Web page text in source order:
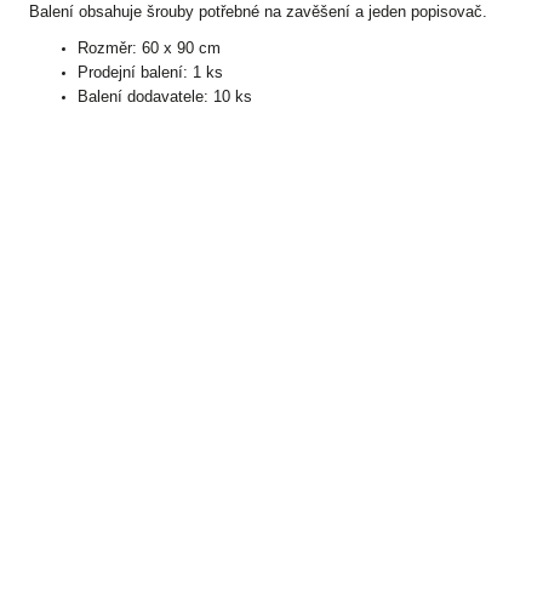
Balení obsahuje šrouby potřebné na zavěšení a jeden popisovač.
Rozměr: 60 x 90 cm
Prodejní balení: 1 ks
Balení dodavatele: 10 ks